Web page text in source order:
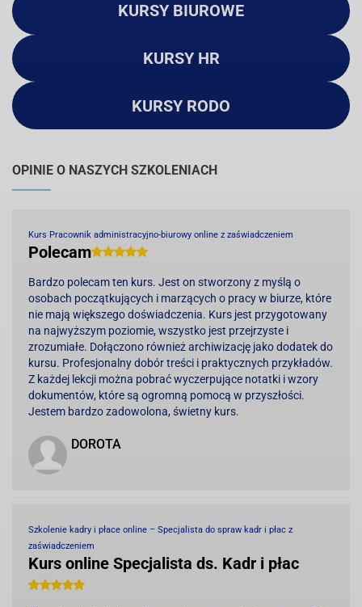
KURSY BIUROWE
KURSY HR
KURSY RODO
OPINIE O NASZYCH SZKOLENIACH
Kurs Pracownik administracyjno-biurowy online z zaświadczeniem
Polecam
Bardzo polecam ten kurs. Jest on stworzony z myślą o
osobach początkujących i marzących o pracy w biurze, które
nie mają większego doświadczenia. Kurs jest przygotowany
na najwyższym poziomie, wszystko jest przejrzyste i
zrozumiałe. Dołączono również archiwizację jako dodatek do
kursu. Profesjonalny dobór treści i praktycznych przykładów.
Z każdej lekcji można pobrać wyczerpujące notatki i wzory
dokumentów, które są ogromną pomocą w przyszłości.
Jestem bardzo zadowolona, świetny kurs.
DOROTA
Szkolenie kadry i płace online – Specjalista do spraw kadr i płac z
zaświadczeniem
Kurs online Specjalista ds. Kadr i płac